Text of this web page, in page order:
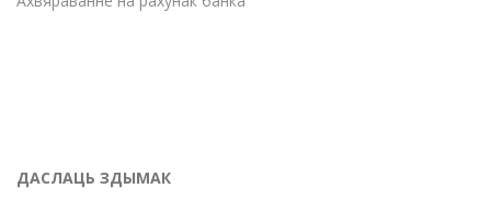
ДАСЛАЦЬ ЗДЫМАК